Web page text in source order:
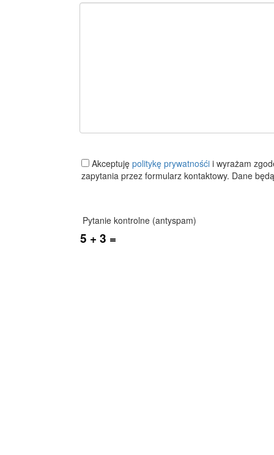
Akceptuję politykę prywatnośći i wyrażam
zapytania przez formularz kontaktowy. Dane
Pytanie kontrolne (antyspam)
5 + 3 =